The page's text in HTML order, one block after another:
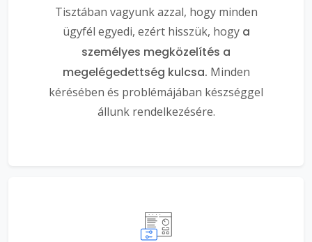
Tisztában vagyunk azzal, hogy minden
ügyfél egyedi, ezért hisszük, hogy a
személyes megközelítés a
megelégedettség kulcsa. Minden
kérésében és problémájában készséggel
állunk rendelkezésére.